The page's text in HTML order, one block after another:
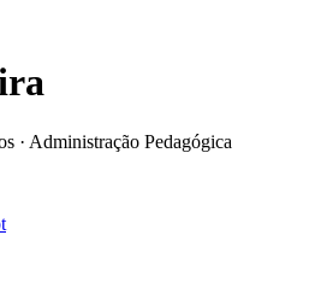
· Administração Pedagógica